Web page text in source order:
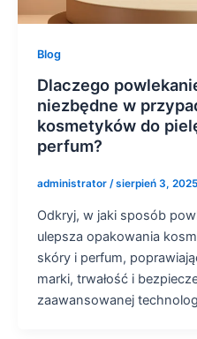
Blog
Dlaczego
niezbędne w
kosmetyków do
perfum?
administrator /sierpień 3, 2025
Odkryj, w jaki sposób
ulepsza opakowania
skóry i perfum,
marki, trwałość i
zaawansowanej